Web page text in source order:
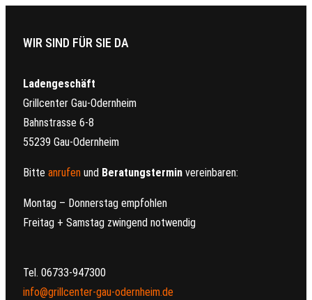
WIR SIND FÜR SIE DA
Ladengeschäft
Grillcenter Gau-Odernheim
Bahnstrasse 6-8
55239 Gau-Odernheim
Bitte anrufen und Beratungstermin vereinbaren:
Montag – Donnerstag empfohlen
Freitag + Samstag zwingend notwendig
Tel. 06733-947300
info@grillcenter-gau-odernheim.de